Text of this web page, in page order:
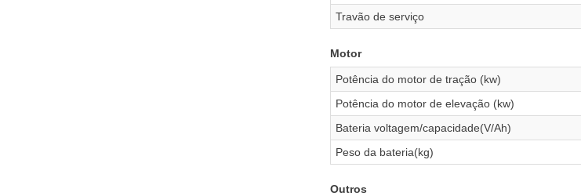
Travão de serviço
Motor
Potência do motor de tração (kw)
Potência do motor de elevação (kw)
Bateria voltagem/capacidade(V/Ah)
Peso da bateria(kg)
Outros